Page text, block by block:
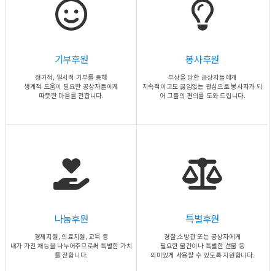
기부후원
정기적, 일시적 기부를 통해
생계적 도움이 필요한 공상자들에게
따뜻한 마음를 전합니다.
봉사후원
부상을 당한 공상자들에게
지속적이고도 끊임없는 관심으로 봉사자가 되
어 그들의 편의를 도와 드립니다.
나눔후원
경제지원, 의료지원, 교육 등
내가 가진 재능을 나누어주므로써 특별한 가치
를 전합니다.
특별후원
경찰,소방관 또는 공상자에게
필요한 물건이나 특별한 선물 등
의미있게 사용할 수 있도록 지원합니다.